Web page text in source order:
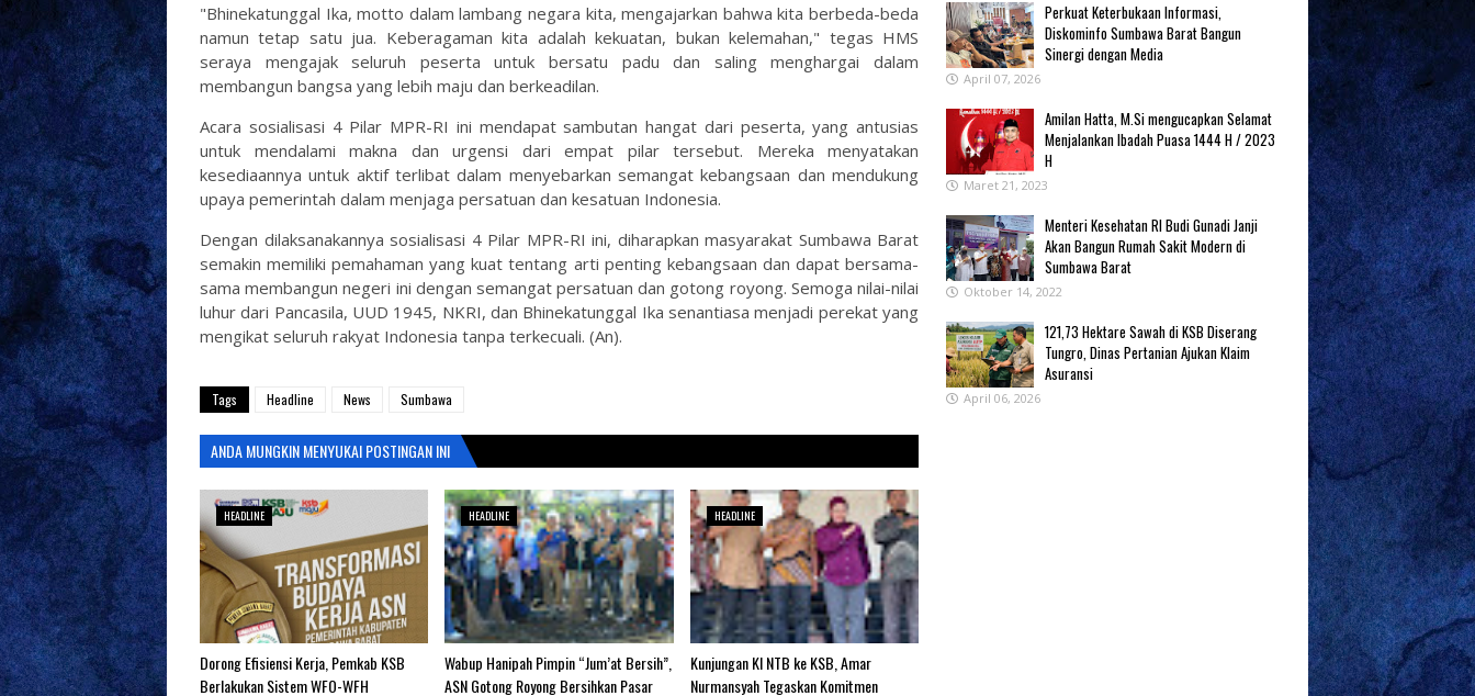
"Bhinekatunggal Ika, motto dalam lambang negara kita, mengajarkan bahwa kita berbeda-beda
namun tetap satu jua. Keberagaman kita adalah kekuatan, bukan kelemahan," tegas HMS
seraya mengajak seluruh peserta untuk bersatu padu dan saling menghargai dalam
membangun bangsa yang lebih maju dan berkeadilan.
Acara sosialisasi 4 Pilar MPR-RI ini mendapat sambutan hangat dari peserta, yang antusias
untuk mendalami makna dan urgensi dari empat pilar tersebut. Mereka menyatakan
kesediaannya untuk aktif terlibat dalam menyebarkan semangat kebangsaan dan mendukung
upaya pemerintah dalam menjaga persatuan dan kesatuan Indonesia.
Dengan dilaksanakannya sosialisasi 4 Pilar MPR-RI ini, diharapkan masyarakat Sumbawa Barat
semakin memiliki pemahaman yang kuat tentang arti penting kebangsaan dan dapat bersama-
sama membangun negeri ini dengan semangat persatuan dan gotong royong. Semoga nilai-nilai
luhur dari Pancasila, UUD 1945, NKRI, dan Bhinekatunggal Ika senantiasa menjadi perekat yang
mengikat seluruh rakyat Indonesia tanpa terkecuali. (An).
Tags Headline News Sumbawa
ANDA MUNGKIN MENYUKAI POSTINGAN INI
HEADLINE
‎Dorong Efisiensi Kerja, Pemkab KSB
Berlakukan Sistem WFO-WFH ‎
HEADLINE
Wabup Hanipah Pimpin “Jum’at Bersih”,
ASN Gotong Royong Bersihkan Pasar
HEADLINE
Kunjungan KI NTB ke KSB, Amar
Nurmansyah Tegaskan Komitmen
Perkuat Keterbukaan Informasi,
Diskominfo Sumbawa Barat Bangun
Sinergi dengan Media
April 07, 2026
Amilan Hatta, M.Si mengucapkan Selamat
Menjalankan Ibadah Puasa 1444 H / 2023
H
Maret 21, 2023
Menteri Kesehatan RI Budi Gunadi Janji
Akan Bangun Rumah Sakit Modern di
Sumbawa Barat
Oktober 14, 2022
121,73 Hektare Sawah di KSB Diserang
Tungro, Dinas Pertanian Ajukan Klaim
Asuransi
April 06, 2026